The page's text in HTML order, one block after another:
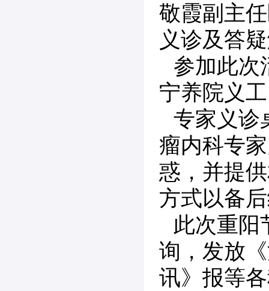
敬霞副主
义诊及答
参加此次
宁养院义
专家义诊
瘤内科专
惑，并提
方式以备
此次重阳
询，发放
讯》报等